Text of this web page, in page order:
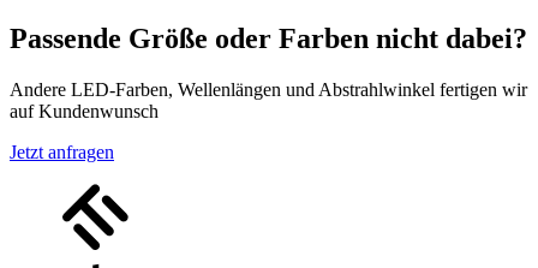
Passende Größe oder Farben nicht dabei?
Andere LED-Farben, Wellenlängen und Abstrahlwinkel fertigen wir
auf Kundenwunsch
Jetzt anfragen